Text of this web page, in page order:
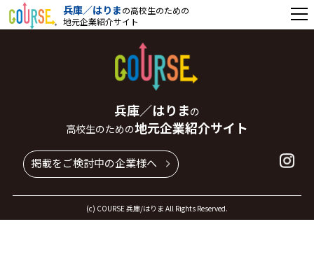
兵庫／はりまの高校生のための
地元企業紹介サイト
兵庫／はりまの
高校生のための地元企業紹介サイト
掲載をご検討中の企業様へ
(c) COURSE 兵庫/はりま All Rights Reserved.